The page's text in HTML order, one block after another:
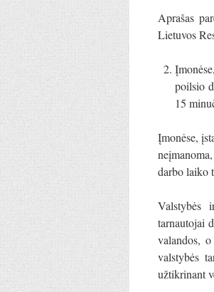
Aprašas
Lietuvos
poilsio
15
Įmonėse,
darbo laiko
Valstybės
tarnautojai
valandos,
valstybės
užtikrinant